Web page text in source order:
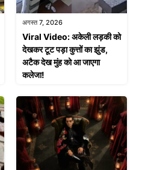
अगस्त 7, 2026
Viral Video: अकेली लड़की को
देखकर टूट पड़ा कुत्तों का झुंड,
अटैक देख मुंह को आ जाएगा
कलेजा!